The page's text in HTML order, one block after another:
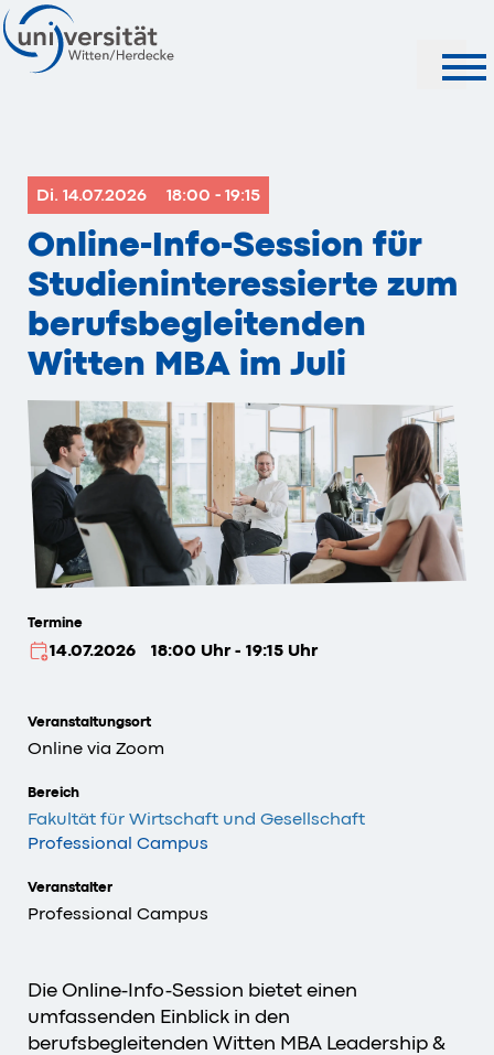
Di. 14.07.2026 18:00 - 19:15
Online-Info-Session für
Studieninteressierte zum
berufsbegleitenden
Witten MBA im Juli
Termine
14.07.2026 18:00 Uhr - 19:15 Uhr
Veranstaltungsort
Online via Zoom
Bereich
Fakultät für Wirtschaft und Gesellschaft
Professional Campus
Veranstalter
Professional Campus
Die Online-Info-Session bietet einen
umfassenden Einblick in den
berufsbegleitenden Witten MBA Leadership &